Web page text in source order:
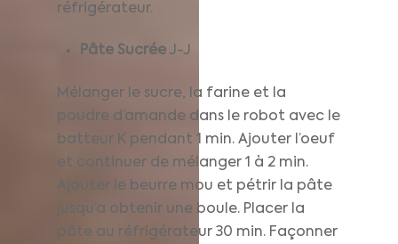
réfrigérateur.
Pâte SucréeJ-J
Mélanger le sucre, la farine et la
poudre d’amande dans le robot avec le
batteur K pendant 1 min. Ajouter l’oeuf
et continuer de mélanger 1 à 2 min.
Ajouter le beurre mou et pétrir la pâte
jusqu’a obtenir une boule. Placer la
pâte au réfrigérateur 30 min. Façonner